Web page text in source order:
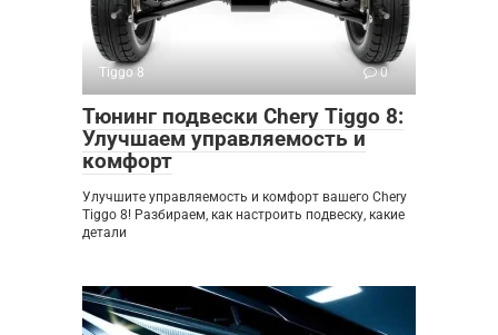
Tiggo 8 0
Тюнинг подвески Chery Tiggo 8:
Улучшаем управляемость и
комфорт
Улучшите управляемость и комфорт вашего Chery
Tiggo 8! Разбираем, как настроить подвеску, какие
детали